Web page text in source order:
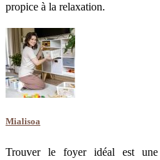
propice à la relaxation.
Mialisoa
Trouver le foyer idéal est une